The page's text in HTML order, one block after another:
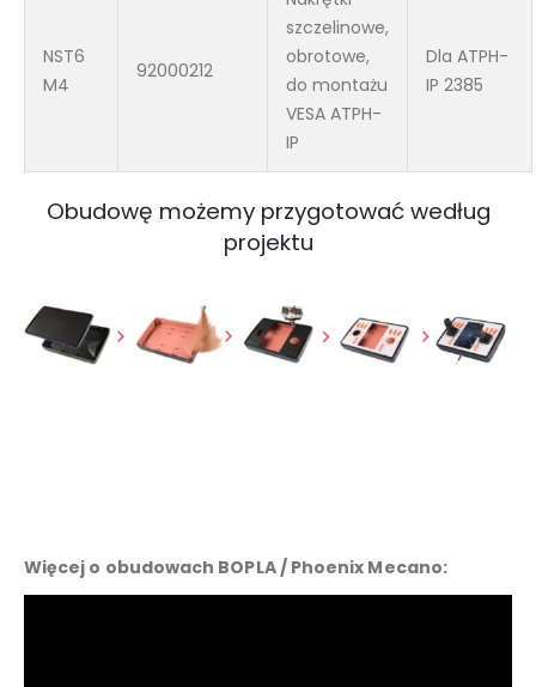
NST6
M4
92000212
szczelinowe,
obrotowe,
do montażu
VESA ATPH-
IP
Dla ATPH-
IP 2385
Obudowę możemy przygotować według
projektu
Więcej o obudowach BOPLA / Phoenix Mecano: